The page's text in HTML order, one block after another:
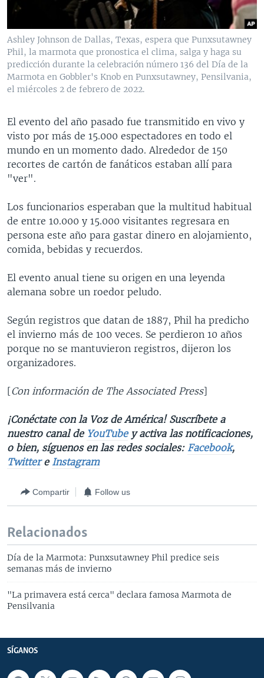
Ashley Johnson de Dallas, Texas, espera que Punxsutawney
Phil, la marmota que pronostica el clima, salga y haga su
predicción durante la celebración número 136 del Día de la
Marmota en Gobbler's Knob en Punxsutawney, Pensilvania,
el miércoles 2 de febrero de 2022.
El evento del año pasado fue transmitido en vivo y
visto por más de 15.000 espectadores en todo el
mundo en un momento dado. Alrededor de 150
recortes de cartón de fanáticos estaban allí para
"ver".
Los funcionarios esperaban que la multitud habitual
de entre 10.000 y 15.000 visitantes regresara en
persona este año para gastar dinero en alojamiento,
comida, bebidas y recuerdos.
El evento anual tiene su origen en una leyenda
alemana sobre un roedor peludo.
Según registros que datan de 1887, Phil ha predicho
el invierno más de 100 veces. Se perdieron 10 años
porque no se mantuvieron registros, dijeron los
organizadores.
[Con información de The Associated Press]
¡Conéctate con la Voz de América! Suscríbete a
nuestro canal de YouTube y activa las notificaciones,
o bien, síguenos en las redes sociales: Facebook,
Twittere Instagram
Compartir Follow us
Relacionados
Día de la Marmota: Punxsutawney Phil predice seis
semanas más de invierno
"La primavera está cerca" declara famosa Marmota de
Pensilvania
SÍGANOS